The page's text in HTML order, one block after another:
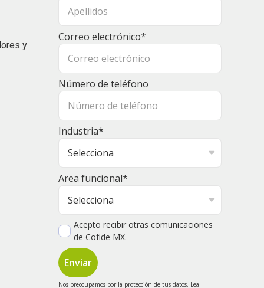
y
Correo electrónico*
Número de teléfono
Industria*
Area funcional*
Acepto recibir otras comunicaciones
de Cofide MX.
Nos preocupamos por la protección de tus datos. Lea